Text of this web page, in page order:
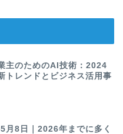
主のためのAI技術：2024
トレンドとビジネス活用事
月8日｜2026年までに多く